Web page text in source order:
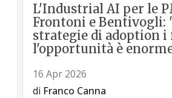
L'Industrial AI per le
Frontoni e Bentivogli:
strategie di adoption i
l'opportunità è
16 Apr 2026
di Franco Canna